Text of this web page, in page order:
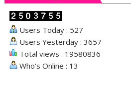
Users Today : 527
Users Yesterday : 3657
Total views : 19580836
Who's Online : 13